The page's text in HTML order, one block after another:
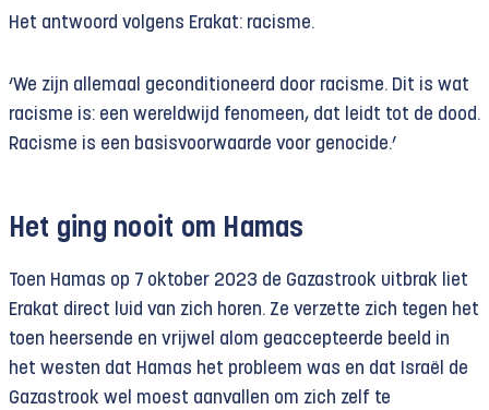
Het antwoord volgens Erakat: racisme.
‘We zijn allemaal geconditioneerd door racisme. Dit is wat
racisme is: een wereldwijd fenomeen, dat leidt tot de dood.
Racisme is een basisvoorwaarde voor genocide.’
Het ging nooit om Hamas
Toen Hamas op 7 oktober 2023 de Gazastrook uitbrak liet
Erakat direct luid van zich horen. Ze verzette zich tegen het
toen heersende en vrijwel alom geaccepteerde beeld in
het westen dat Hamas het probleem was en dat Israël de
Gazastrook wel moest aanvallen om zich zelf te